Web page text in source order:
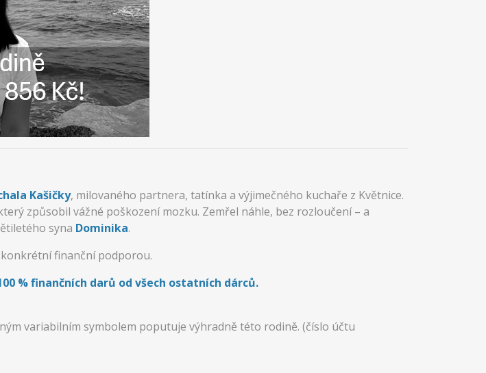
Kašičky, milovaného partnera, tatínka a výjimečného kuchaře z Květnice.
způsobil vážné poškození mozku. Zemřel náhle, bez rozloučení – a
syna Dominika.
finanční podporou.
% finančních darů od všech ostatních dárců.
variabilním symbolem poputuje výhradně této rodině. (číslo účtu